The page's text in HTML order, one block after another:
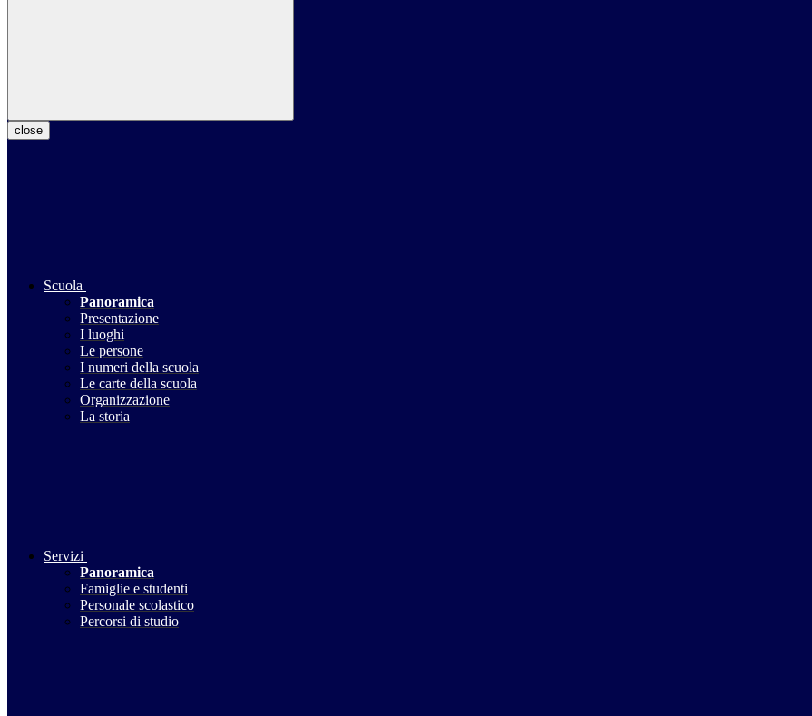
close
Scuola
Panoramica
Presentazione
I luoghi
Le persone
I numeri della scuola
Le carte della scuola
Organizzazione
La storia
Servizi
Panoramica
Famiglie e studenti
Personale scolastico
Percorsi di studio